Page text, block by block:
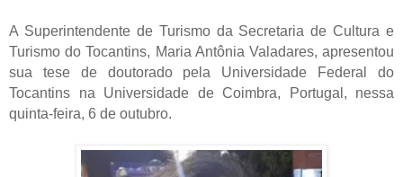
A Superintendente de Turismo da Secretaria de Cultura e
Turismo do Tocantins, Maria Antônia Valadares, apresentou
sua tese de doutorado pela Universidade Federal do
Tocantins na Universidade de Coimbra, Portugal, nessa
quinta-feira, 6 de outubro.